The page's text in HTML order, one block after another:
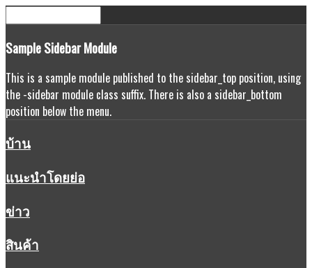
SampleSidebar Module
This is a sample module published to the sidebar_top position, using
the -sidebar module class suffix. There is also a sidebar_bottom
position below the menu.
บ้าน
แนะนำโดยย่อ
ข่าว
สินค้า